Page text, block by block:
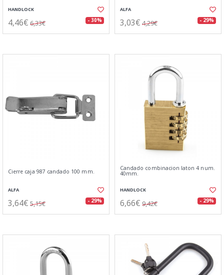
HANDLOCK
4,46€ 6,33€ - 30%
ALFA
3,03€ 4,29€ - 29%
Cierre caja 987 candado 100 mm.
ALFA
3,64€ 5,15€ - 29%
Candado combinacion laton 4 num.
40mm.
HANDLOCK
6,66€ 9,42€ - 29%